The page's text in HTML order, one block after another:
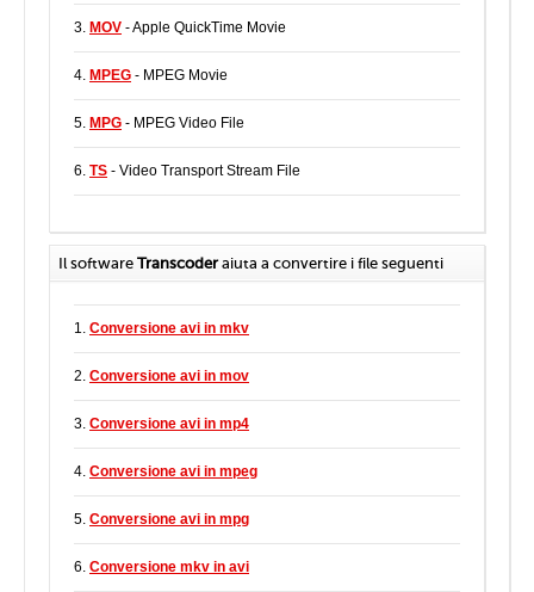
3. MOV - Apple QuickTime Movie
4. MPEG - MPEG Movie
5. MPG - MPEG Video File
6. TS - Video Transport Stream File
Il software Transcoderaiuta a convertire i file seguenti
1. Conversione avi in mkv
2. Conversione avi in mov
3. Conversione avi in mp4
4. Conversione avi in mpeg
5. Conversione avi in mpg
6. Conversione mkv in avi